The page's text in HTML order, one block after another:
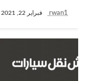
rwan1 فبراير 22, 2021